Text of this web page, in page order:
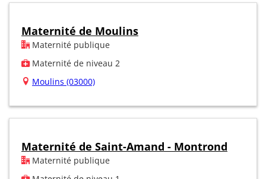
Maternité de Moulins
Maternité publique
Maternité de niveau 2
Moulins (03000)
Maternité de Saint-Amand - Montrond
Maternité publique